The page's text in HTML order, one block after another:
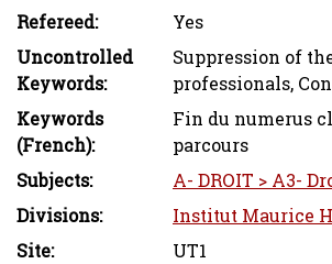
Refereed:
Yes
Uncontrolled
Keywords:
Suppression of
professionals,
Keywords
(French):
Fin du numerus
parcours
Subjects:
A- DROIT > A3-
Divisions:
Institut Maurice
Site:
UT1